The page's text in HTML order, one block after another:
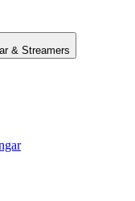
& Streamers